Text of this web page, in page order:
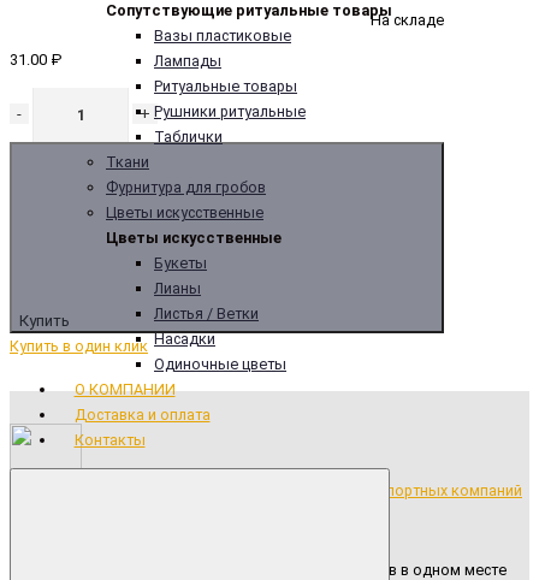
Сопутствующие ритуальные товары
Вазы пластиковые
Лампады
Ритуальные товары
Рушники ритуальные
Таблички
Ткани
Фурнитура для гробов
Цветы искусственные
Цветы искусственные
Букеты
Лианы
Листья / Ветки
Насадки
Одиночные цветы
О КОМПАНИИ
Доставка и оплата
Контакты
На складе
31.00 ₽
- +
Купить
Купить в один клик
Бесплатная доставка продукции до транспортных компаний
Широкий ассортимент ритуальных товаров в одном месте